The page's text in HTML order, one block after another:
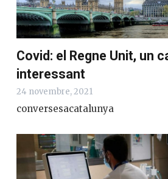
Covid: el Regne Unit, un
interessant
24 novembre, 2021
conversesacatalunya